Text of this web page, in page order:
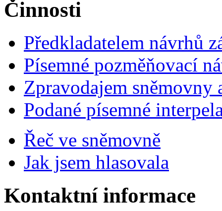
Činnosti
Předkladatelem návrhů
Písemné pozměňovací
Zpravodajem
Podané písemné
Řeč ve sněmovně
Jak jsem hlasovala
Kontaktní informace